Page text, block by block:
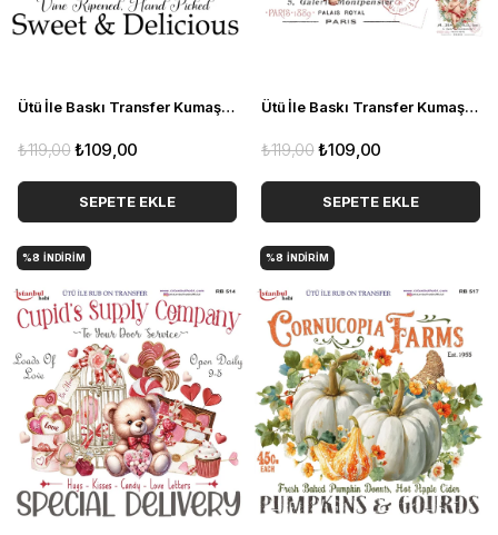
Ütü İle Baskı Transfer Kumaş Ve Ahşap Rubon 30 x 30 cm Kiraz Detaylı RB 520
₺109,00
₺119,00
SEPETE EKLE
Ütü İle Baskı Transfer Kumaş Ve Ahşap Rubon 30 x 30 cm Melek Detaylı RB 519
₺109,00
₺119,00
SEPETE EKLE
%8 İNDIRIM %8 İNDIRIM